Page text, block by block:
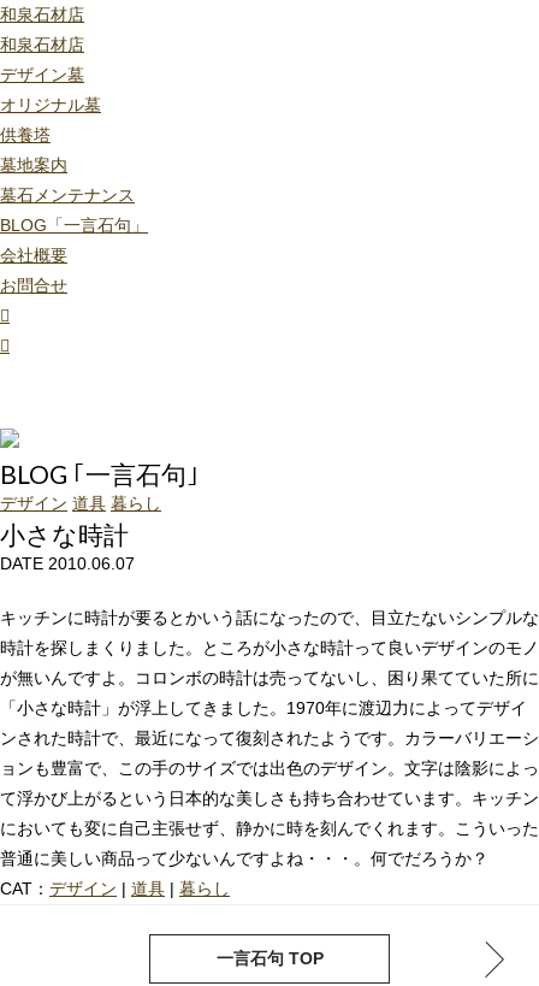
和泉石材店
和泉石材店
デザイン墓
オリジナル墓
供養塔
墓地案内
墓石メンテナンス
BLOG「一言石句」
会社概要
お問合せ
BLOG ｢一言石句｣
デザイン 道具 暮らし
小さな時計
DATE 2010.06.07
キッチンに時計が要るとかいう話になったので、目立たないシンプルな
時計を探しまくりました。ところが小さな時計って良いデザインのモノ
が無いんですよ。コロンボの時計は売ってないし、困り果てていた所に
「小さな時計」が浮上してきました。1970年に渡辺力によってデザイ
ンされた時計で、最近になって復刻されたようです。カラーバリエーシ
ョンも豊富で、この手のサイズでは出色のデザイン。文字は陰影によっ
て浮かび上がるという日本的な美しさも持ち合わせています。キッチン
においても変に自己主張せず、静かに時を刻んでくれます。こういった
普通に美しい商品って少ないんですよね・・・。何でだろうか？
CAT： デザイン | 道具 | 暮らし
一言石句 TOP